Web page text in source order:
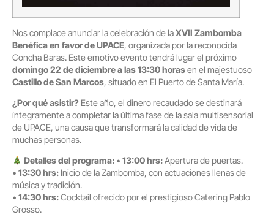
Nos complace anunciar la celebración de laXVII Zambomba
Benéfica en favor de UPACE, organizada por la reconocida
Concha Baras. Este emotivo evento tendrá lugar el próximo
domingo 22 de diciembre a las 13:30 horasen el majestuoso
Castillo de San Marcos, situado en El Puerto de Santa María.
¿Por qué asistir? Este año, el dinero recaudado se destinará
íntegramente a completar la última fase de la sala multisensorial
de UPACE, una causa que transformará la calidad de vida de
muchas personas.
Detalles del programa: •13:00 hrs:Apertura de puertas.
• 13:30 hrs: Inicio de la Zambomba, con actuaciones llenas de
música y tradición.
• 14:30 hrs:Cocktail ofrecido por el prestigioso Catering Pablo
Grosso.